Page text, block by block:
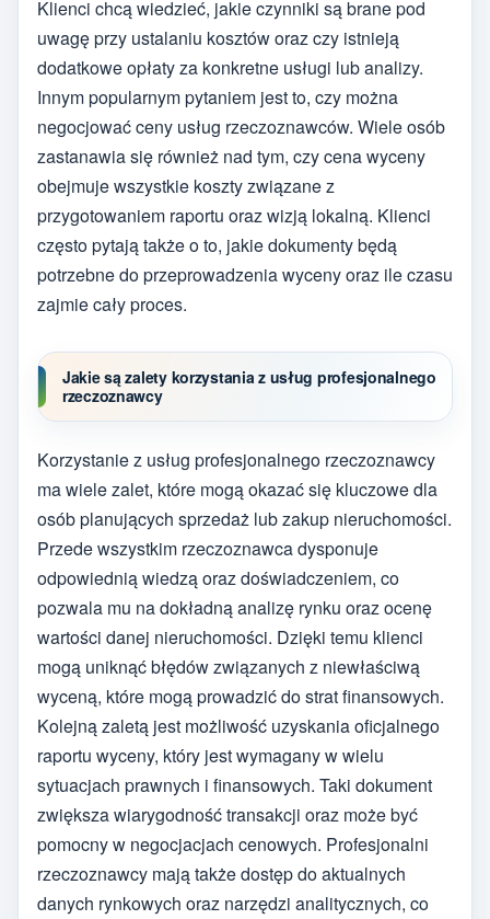
Klienci chcą wiedzieć, jakie czynniki są brane pod
uwagę przy ustalaniu kosztów oraz czy istnieją
dodatkowe opłaty za konkretne usługi lub analizy.
Innym popularnym pytaniem jest to, czy można
negocjować ceny usług rzeczoznawców. Wiele osób
zastanawia się również nad tym, czy cena wyceny
obejmuje wszystkie koszty związane z
przygotowaniem raportu oraz wizją lokalną. Klienci
często pytają także o to, jakie dokumenty będą
potrzebne do przeprowadzenia wyceny oraz ile czasu
zajmie cały proces.
Jakie są zalety korzystania z usług profesjonalnego
rzeczoznawcy
Korzystanie z usług profesjonalnego rzeczoznawcy
ma wiele zalet, które mogą okazać się kluczowe dla
osób planujących sprzedaż lub zakup nieruchomości.
Przede wszystkim rzeczoznawca dysponuje
odpowiednią wiedzą oraz doświadczeniem, co
pozwala mu na dokładną analizę rynku oraz ocenę
wartości danej nieruchomości. Dzięki temu klienci
mogą uniknąć błędów związanych z niewłaściwą
wyceną, które mogą prowadzić do strat finansowych.
Kolejną zaletą jest możliwość uzyskania oficjalnego
raportu wyceny, który jest wymagany w wielu
sytuacjach prawnych i finansowych. Taki dokument
zwiększa wiarygodność transakcji oraz może być
pomocny w negocjacjach cenowych. Profesjonalni
rzeczoznawcy mają także dostęp do aktualnych
danych rynkowych oraz narzędzi analitycznych, co